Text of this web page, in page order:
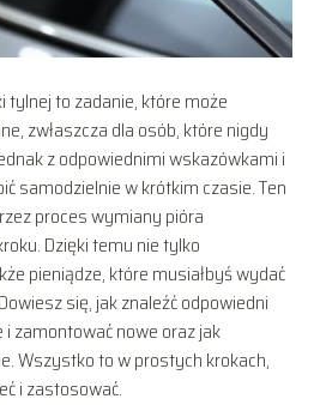
to zadanie, które może
zwłaszcza dla osób, które nigdy
z odpowiednimi wskazówkami i
samodzielnie w krótkim czasie. Ten
proces wymiany pióra
Dzięki temu nie tylko
pieniądze, które musiałbyś wydać
się, jak znaleźć odpowiedni
zamontować nowe oraz jak
Wszystko to w prostych krokach,
i zastosować.